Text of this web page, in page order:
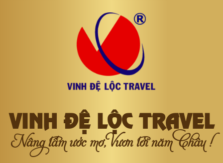
VINH ĐỆ LỘC TRAVEL
Nâng tầm ước mơ, Vươn tới năm Châu !